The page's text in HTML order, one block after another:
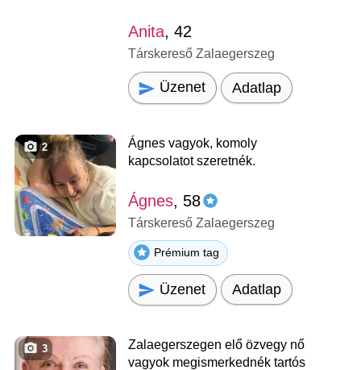
Anita, 42
Társkereső Zalaegerszeg
Üzenet Adatlap
2
Ágnes vagyok, komoly
kapcsolatot szeretnék.
Ágnes, 58
Társkereső Zalaegerszeg
Prémium tag
Üzenet Adatlap
3
Zalaegerszegen elő özvegy nő
vagyok megismerkednék tartós